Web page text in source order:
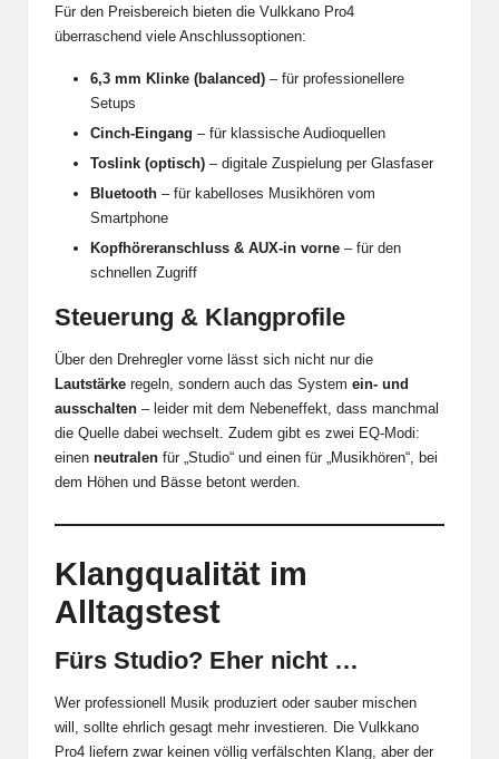
Für den Preisbereich bieten die Vulkkano Pro4
überraschend viele Anschlussoptionen:
6,3 mm Klinke (balanced) – für professionellere
Setups
Cinch-Eingang – für klassische Audioquellen
Toslink (optisch) – digitale Zuspielung per Glasfaser
Bluetooth – für kabelloses Musikhören vom
Smartphone
Kopfhöreranschluss & AUX-in vorne – für den
schnellen Zugriff
Steuerung & Klangprofile
Über den Drehregler vorne lässt sich nicht nur die
Lautstärke regeln, sondern auch das System ein- und
ausschalten – leider mit dem Nebeneffekt, dass manchmal
die Quelle dabei wechselt. Zudem gibt es zwei EQ-Modi:
einen neutralen für „Studio“ und einen für „Musikhören“, bei
dem Höhen und Bässe betont werden.
Klangqualität im
Alltagstest
Fürs Studio? Eher nicht …
Wer professionell Musik produziert oder sauber mischen
will, sollte ehrlich gesagt mehr investieren. Die Vulkkano
Pro4 liefern zwar keinen völlig verfälschten Klang, aber der